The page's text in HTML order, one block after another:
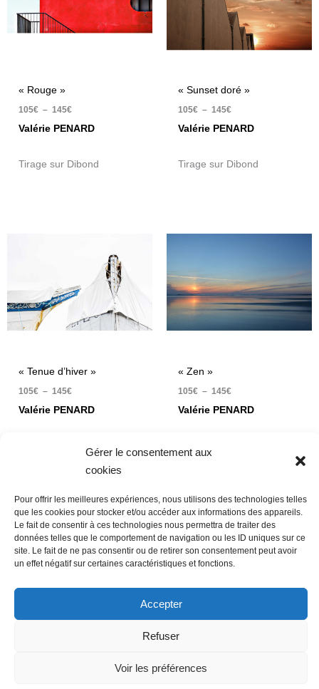
Gérer le consentement aux
cookies
Pour offrir les meilleures expériences, nous utilisons des technologies telles
que les cookies pour stocker et/ou accéder aux informations des appareils.
Le fait de consentir à ces technologies nous permettra de traiter des
données telles que le comportement de navigation ou les ID uniques sur ce
site. Le fait de ne pas consentir ou de retirer son consentement peut avoir
un effet négatif sur certaines caractéristiques et fonctions.
Accepter
Refuser
Voir les préférences
« Rouge »
105€ – 145€
Valérie PENARD
Tirage sur Dibond
« Sunset doré »
105€ – 145€
Valérie PENARD
Tirage sur Dibond
« Tenue d’hiver »
105€ – 145€
Valérie PENARD
« Zen »
105€ – 145€
Valérie PENARD
Nous contacter
Conditions Générales de Ventes
Politique de confidentialité
Mentions légales
Mon compte